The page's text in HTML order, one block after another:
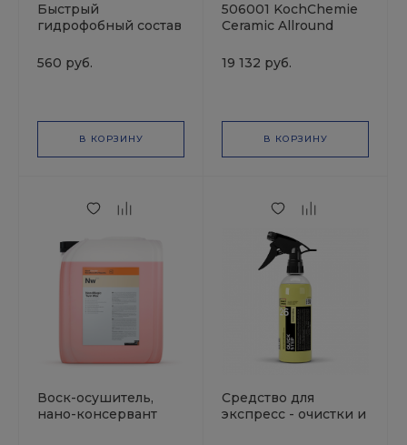
Быстрый
гидрофобный состав
применению
QUARTZ ENERGY 33
560 руб.
В КОРЗИНУ
506001 KochChemie
Ceramic Allround
Керамическое
покрытие,
19 132 руб.
В КОРЗИНУ
Воск-осушитель,
нано-консервант
Средство для
экспресс - очистки и